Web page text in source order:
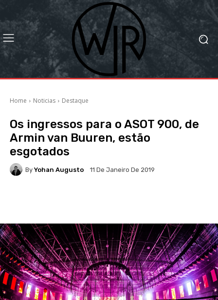
Home Noticias Destaque
Os ingressos para o ASOT 900, de
Armin van Buuren, estão
esgotados
By Yohan Augusto 11 De Janeiro De 2019